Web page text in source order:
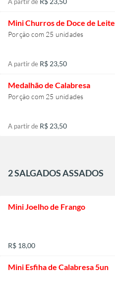
Mini Churros de Doce de Leite
Porção com 25 unidades
A partir de R$ 23,50
Medalhão de Calabresa
Porção com 25 unidades
A partir de R$ 23,50
2 SALGADOS ASSADOS
Mini Joelho de Frango
R$ 18,00
Mini Esfiha de Calabresa 5un